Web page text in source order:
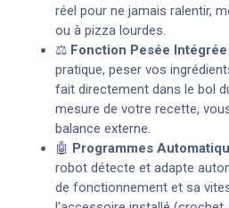
réel pour ne jamais ralentir,
ou à pizza lourdes.
⚖️ Fonction Pesée Intégrée
pratique, peser vos
fait directement dans le bol
mesure de votre recette,
balance externe.
🤖 Programmes
robot détecte et adapte
de fonctionnement et sa